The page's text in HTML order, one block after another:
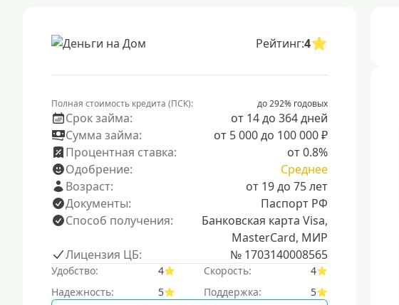
Рейтинг:4
Полная стоимость кредита (ПСК): до 292% годовых
Срок займа:
от 14 до 364 дней
Сумма займа:
от 5 000 до 100 000 ₽
Процентная ставка:
от 0.8%
Одобрение:
Среднее
Возраст:
от 19 до 75 лет
Документы:
Паспорт РФ
Способ получения:
Банковская карта Visa,
MasterCard, МИР
Лицензия ЦБ:
№ 1703140008565
Удобство: 4 Скорость:
4
Надежность:
5 Поддержка: 5